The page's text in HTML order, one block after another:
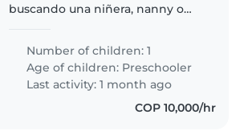
buscando una niñera, nanny o
niño preescolar lleno de energía,
curiosidad y mucha charla.
Necesitamos a alguien
cómodo/a..
Number of children: 1
Age of children: Preschooler
Last activity: 1 month ago
COP 10,000/hr